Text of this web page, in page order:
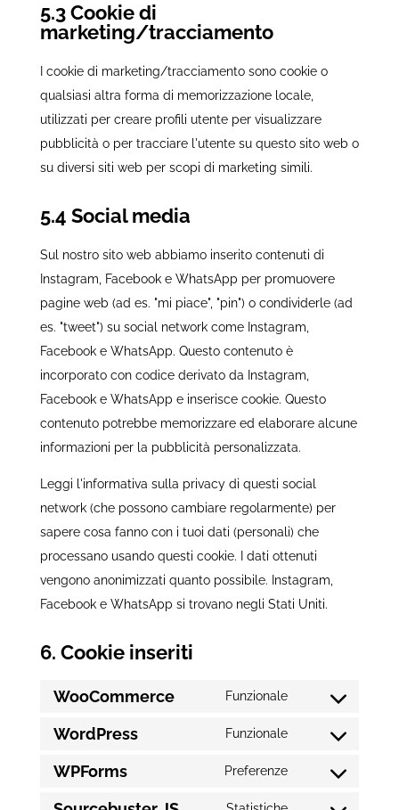
5.3 Cookie di
marketing/tracciamento
I cookie di marketing/tracciamento sono cookie o
qualsiasi altra forma di memorizzazione locale,
utilizzati per creare profili utente per visualizzare
pubblicità o per tracciare l'utente su questo sito web o
su diversi siti web per scopi di marketing simili.
5.4 Social media
Sul nostro sito web abbiamo inserito contenuti di
Instagram, Facebook e WhatsApp per promuovere
pagine web (ad es. "mi piace", "pin") o condividerle (ad
es. "tweet") su social network come Instagram,
Facebook e WhatsApp. Questo contenuto è
incorporato con codice derivato da Instagram,
Facebook e WhatsApp e inserisce cookie. Questo
contenuto potrebbe memorizzare ed elaborare alcune
informazioni per la pubblicità personalizzata.
Leggi l'informativa sulla privacy di questi social
network (che possono cambiare regolarmente) per
sapere cosa fanno con i tuoi dati (personali) che
processano usando questi cookie. I dati ottenuti
vengono anonimizzati quanto possibile. Instagram,
Facebook e WhatsApp si trovano negli Stati Uniti.
6. Cookie inseriti
WooCommerce Funzionale
Consent
woocommerce
WordPress Funzionale
Consent
WPForms Preferenze
Consent